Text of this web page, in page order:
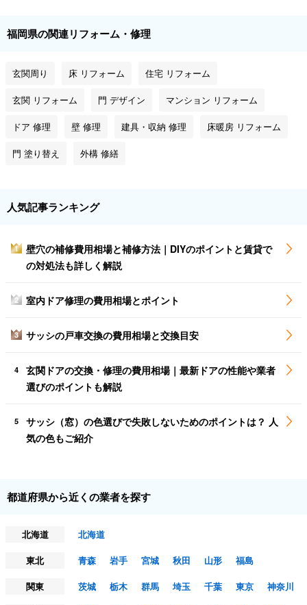
福岡県の関連リフォーム・修理
玄関周り 床 リフォーム 住宅 リフォーム
玄関 リフォーム 門 デザイン マンション リフォーム
ドア 修理 壁 修理 建具・収納 修理 床暖房 リフォーム
門 塗り替え 外構 修繕
人気記事ランキング
1
壁穴の補修費用相場と補修方法｜DIYのポイントと賃貸で
の対処法も詳しく解説
2 室内ドア修理の費用相場とポイント
3 サッシの戸車交換の費用相場と交換目安
4
玄関ドアの交換・修理の費用相場｜最新ドアの性能や業者
選びのポイントも解説
5
サッシ（窓）の色選びで失敗しないためのポイントは？ 人
気の色もご紹介
都道府県から近くの業者を探す
北海道
北海道
東北
青森 岩手 宮城 秋田 山形
福島
関東
茨城 栃木 群馬 埼玉 千葉 東京
神奈川